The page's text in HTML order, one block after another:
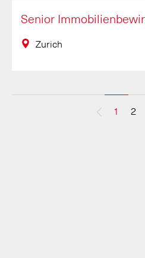
Senior
Zurich
1 2